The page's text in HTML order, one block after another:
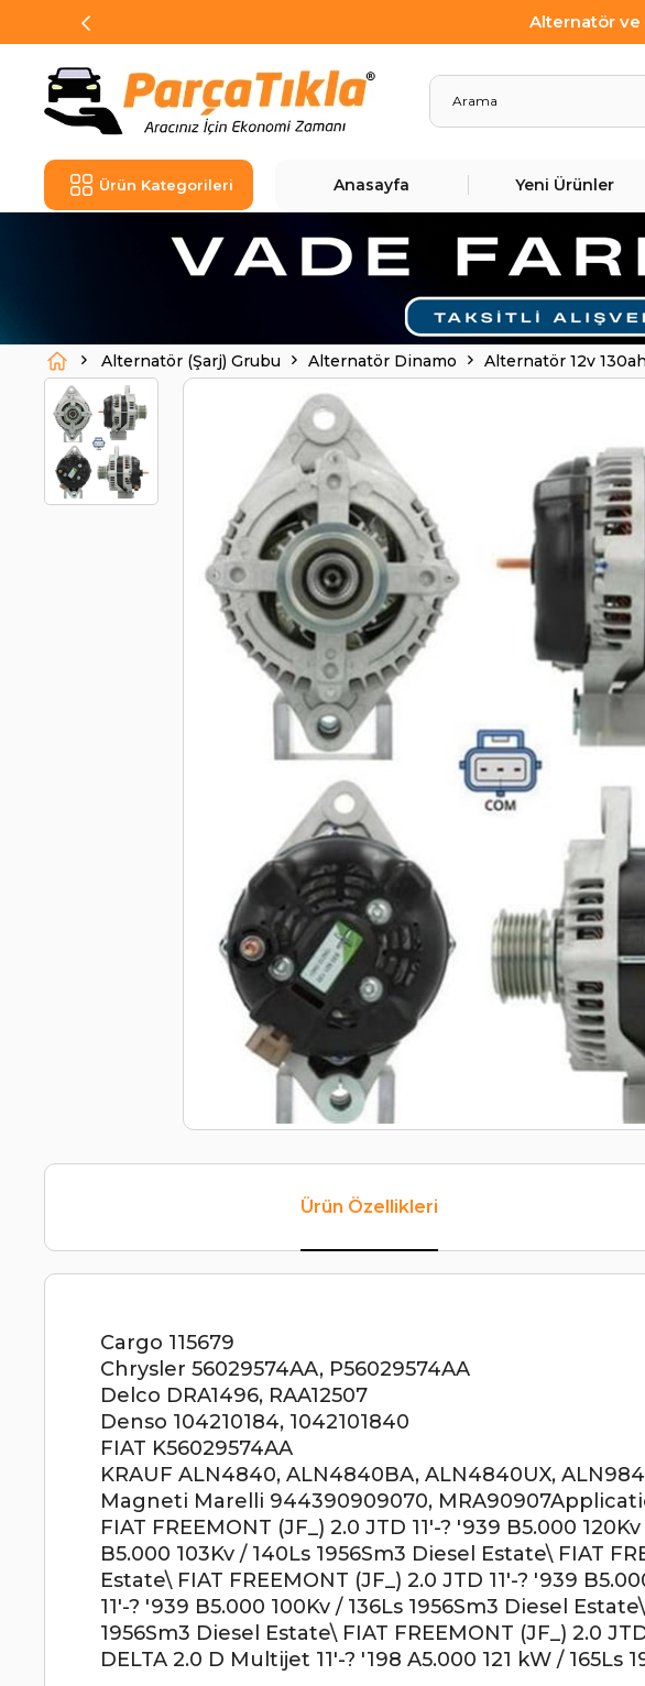
Alternatör ve
Ürün Kategorileri Anasayfa Yeni Ürünler
Alternatör (Şarj) Grubu Alternatör Dinamo
Alternatör 12v
Ürün Özellikleri
Cargo 115679
Chrysler 56029574AA, P56029574AA
Delco DRA1496, RAA12507
Denso 104210184, 1042101840
FIAT K56029574AA
KRAUF ALN4840, ALN4840BA, ALN4840UX,
Magneti Marelli 944390909070,
FIAT FREEMONT (JF_) 2.0 JTD 11'-? '939 B5.000
B5.000 103Kv / 140Ls 1956Sm3 Diesel Estate\ FIAT
Estate\ FIAT FREEMONT (JF_) 2.0 JTD 11'-? '939
11'-? '939 B5.000 100Kv / 136Ls 1956Sm3 Diesel
1956Sm3 Diesel Estate\ FIAT FREEMONT (JF_) 2.0
DELTA 2.0 D Multijet 11'-? '198 A5.000 121 kW /